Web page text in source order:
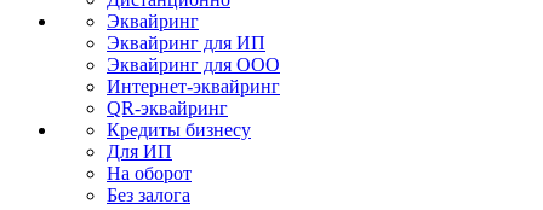
Эквайринг
Эквайринг для ИП
Эквайринг для ООО
Интернет-эквайринг
QR-эквайринг
Кредиты бизнесу
Для ИП
На оборот
Без залога